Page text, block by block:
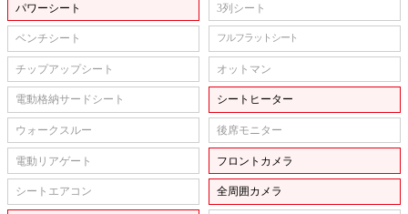
パワーシート 3列シート
ベンチシート フルフラットシート
チップアップシート オットマン
電動格納サードシート シートヒーター
ウォークスルー 後席モニター
電動リアゲート フロントカメラ
シートエアコン 全周囲カメラ